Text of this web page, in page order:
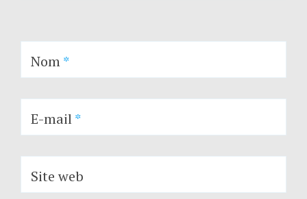
Nom*
E-mail*
Site web